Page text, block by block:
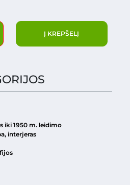
Į KREPŠELĮ
iki 1950 m. leidimo
interjeras